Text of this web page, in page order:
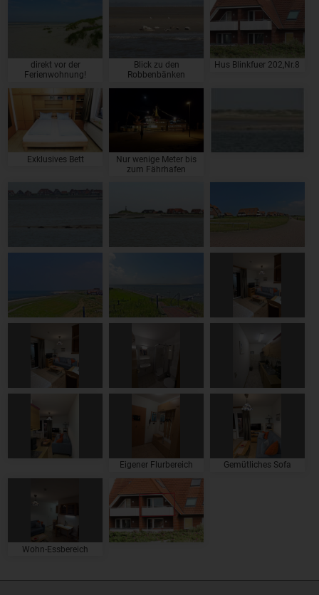
direkt vor der
Ferienwohnung!
Blick zu den
Robbenbänken
Hus Blinkfuer 202,Nr.8
Exklusives Bett
Nur wenige Meter bis
zum Fährhafen
Eigener Flurbereich Gemütliches Sofa
Wohn-Essbereich